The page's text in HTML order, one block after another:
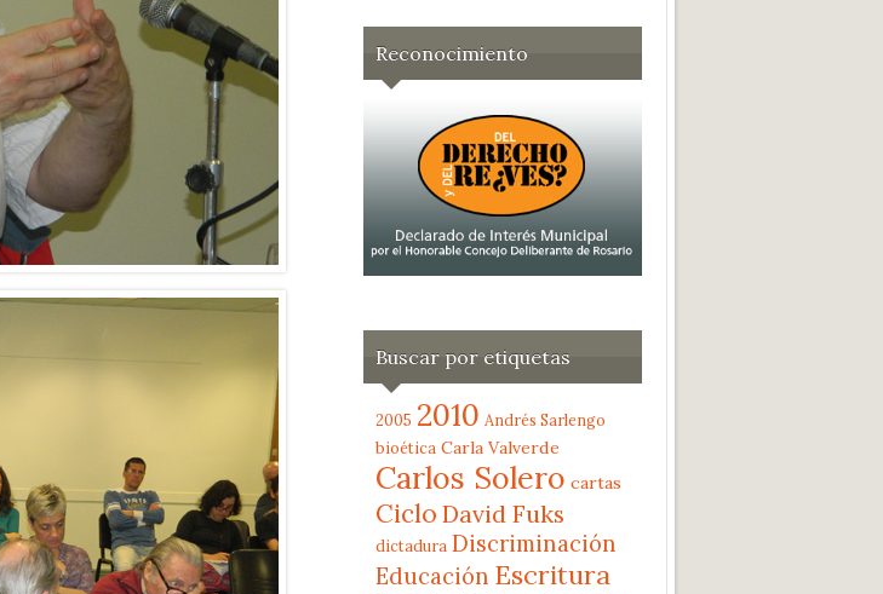
Reconocimiento
Buscar por etiquetas
2005 2010 Andrés Sarlengo
bioética Carla Valverde
Carlos Solero cartas
Ciclo David Fuks
dictadura Discriminación
Educación Escritura